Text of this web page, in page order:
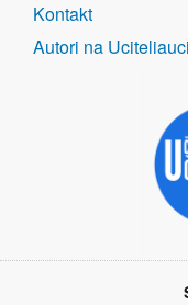
Kontakt
Autori na